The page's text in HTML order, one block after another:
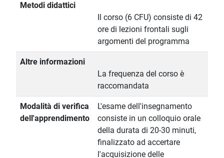
Metodi didattici
Il corso (6 CFU) consiste di 42
ore di lezioni frontali sugli
argomenti del programma
Altre informazioni
La frequenza del corso è
raccomandata
Modalità di verifica
dell'apprendimento
L'esame dell'insegnamento
consiste in un colloquio orale
della durata di 20-30 minuti,
finalizzato ad accertare
l'acquisizione delle